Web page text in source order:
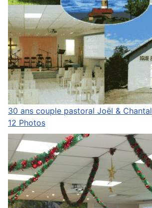
30 ans couple pastoral Joël & Chantal
12 Photos